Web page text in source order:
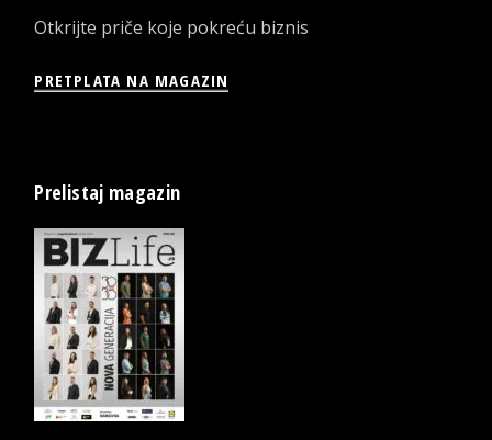
Otkrijte priče koje pokreću biznis
PRETPLATA NA MAGAZIN
Prelistaj magazin